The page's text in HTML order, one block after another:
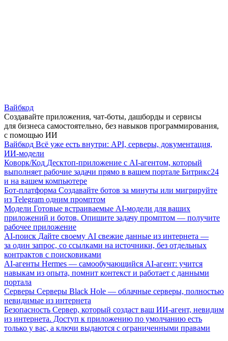
Вайбкод
Создавайте приложения, чат-боты, дашборды и сервисы
для бизнеса самостоятельно, без навыков программирования,
с помощью ИИ
Вайбкод Всё уже есть внутри: API, серверы, документация,
ИИ-модели
Коворк/Код Десктоп-приложение с AI-агентом, который
выполняет рабочие задачи прямо в вашем портале Битрикс24
и на вашем компьютере
Бот-платформа Создавайте ботов за минуты или мигрируйте
из Telegram одним промптом
Модели Готовые встраиваемые AI-модели для ваших
приложений и ботов. Опишите задачу промптом — получите
рабочее приложение
AI-поиск Дайте своему AI свежие данные из интернета —
за один запрос, со ссылками на источники, без отдельных
контрактов с поисковиками
AI-агенты Hermes — самообучающийся AI-агент: учится
навыкам из опыта, помнит контекст и работает с данными
портала
Серверы Серверы Black Hole — облачные серверы, полностью
невидимые из интернета
Безопасность Сервер, который создаст ваш ИИ-агент, невидим
из интернета. Доступ к приложению по умолчанию есть
только у вас, а ключи выдаются с ограниченными правами